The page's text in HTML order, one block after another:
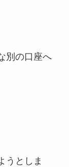
別の口座へ
うとしま